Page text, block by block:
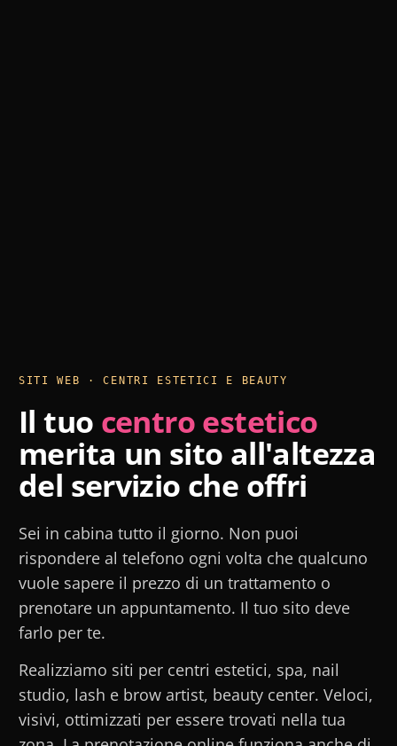
SITI WEB · CENTRI ESTETICI E BEAUTY
Il tuo centro estetico
merita un sito all'altezza
del servizio che offri
Sei in cabina tutto il giorno. Non puoi
rispondere al telefono ogni volta che qualcuno
vuole sapere il prezzo di un trattamento o
prenotare un appuntamento. Il tuo sito deve
farlo per te.
Realizziamo siti per centri estetici, spa, nail
studio, lash e brow artist, beauty center. Veloci,
visivi, ottimizzati per essere trovati nella tua